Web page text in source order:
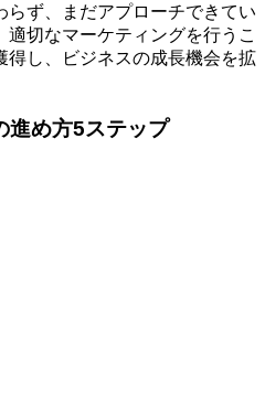
らず、まだアプローチできてい
切なマーケティングを行うこ
得し、ビジネスの成長機会を拡
進め方5ステップ